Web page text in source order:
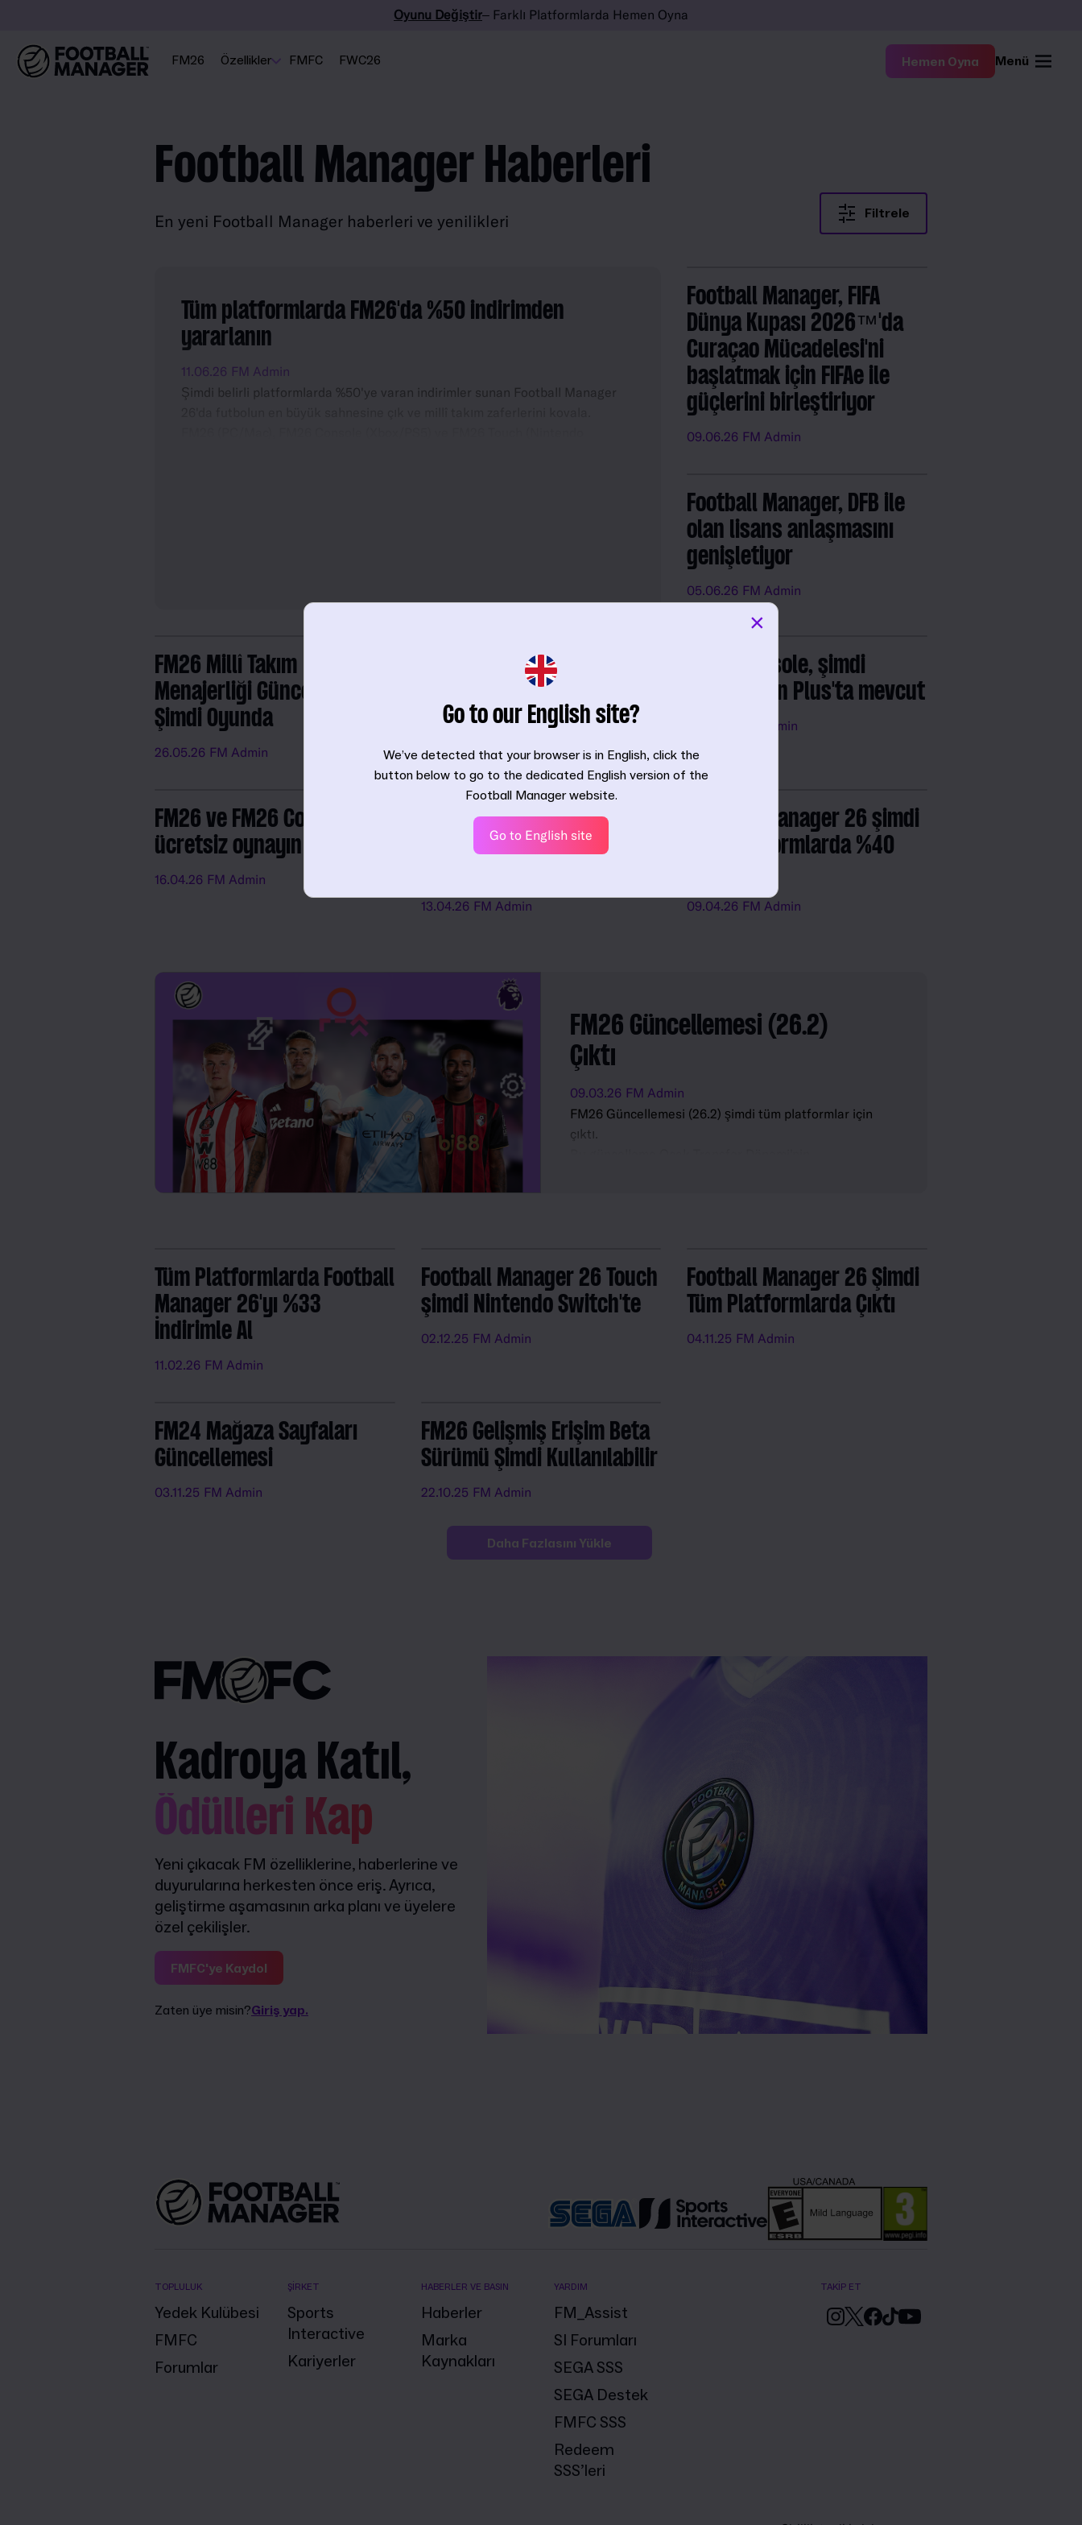
Oyunu Değiştir– Farklı Platformlarda Hemen Oyna
FM26 Özellikler FMFC FWC26 Hemen Oyna Menü
Football Manager Haberleri
En yeni Football Manager haberleri ve yenilikleri Filtrele
Tüm platformlarda FM26'da %50 indirimden
yararlanın
11.06.26 FM Admin
Şimdi belirli platformlarda %50'ye varan indirimler sunan Football Manager
Football Manager, FIFA
Dünya Kupası 2026™'da
Curaçao Mücadelesi'ni
başlatmak için FIFAe ile
güçlerini birleştiriyor
09.06.26 FM Admin
Football Manager, DFB ile
olan lisans anlaşmasını
genişletiyor
05.06.26 FM Admin
FM26 Millî Takım
Menajerliği Güncellemesi
Şimdi Oyunda
26.05.26 FM Admin
Millî Takım Menajerliği'nin
dönüşü ve FM26'nın
incelenmesi
11.05.26 Miles Jacobson
FM26 Console, şimdi
PlayStation Plus'ta mevcut
FM Admin
FM26 ve FM26 Console'u
ücretsiz oynayın
16.04.26 FM Admin
FM26 ve FM26 Console
şimdi Xbox Game Pass
13.04.26 FM Admin
Football Manager 26 şimdi
tüm platformlarda %40
09.04.26 FM Admin
FM26 Güncellemesi (26.2)
Çıktı
09.03.26 FM Admin
FM26 Güncellemesi (26.2) şimdi tüm platformlar için
çıktı.
Tüm Platformlarda Football
Manager 26'yı %33
İndirimle Al
11.02.26 FM Admin
Football Manager 26 Touch
şimdi Nintendo Switch'te
02.12.25 FM Admin
Football Manager 26 Şimdi
Tüm Platformlarda Çıktı
04.11.25 FM Admin
FM24 Mağaza Sayfaları
Güncellemesi
03.11.25 FM Admin
FM26 Gelişmiş Erişim Beta
Sürümü Şimdi Kullanılabilir
22.10.25 FM Admin
Daha Fazlasını Yükle
Kadroya Katıl,
Ödülleri Kap
Yeni çıkacak FM özelliklerine, haberlerine ve
duyurularına herkesten önce eriş. Ayrıca,
geliştirme aşamasının arka planı ve üyelere
özel çekilişler.
FMFC'ye Kaydol
Zaten üye misin?Giriş yap.
TOPLULUK
Yedek Kulübesi
FMFC
Forumlar
ŞİRKET
Sports
Interactive
Kariyerler
HABERLER VE BASIN
Haberler
Marka
Kaynakları
YARDIM
FM_Assist
SI Forumları
SEGA SSS
SEGA Destek
FMFC SSS
Redeem
SSS’leri
TAKİP ET
Go to our English site?
We’ve detected that your browser is in English, click the
button below to go to the dedicated English version of the
Football Manager website.
Go to English site
×